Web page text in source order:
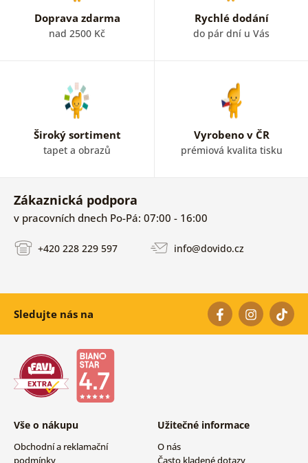
Doprava zdarma
nad 2500 Kč
Rychlé dodání
do pár dní u Vás
Široký sortiment
tapet a obrazů
Vyrobeno v ČR
prémiová kvalita tisku
Zákaznická podpora
v pracovních dnech Po-Pá: 07:00 - 16:00
+420 228 229 597 info@dovido.cz
Sledujte nás na
Vše o nákupu
Obchodní a reklamační
podmínky
Užitečné informace
O nás
Často kladené dotazy